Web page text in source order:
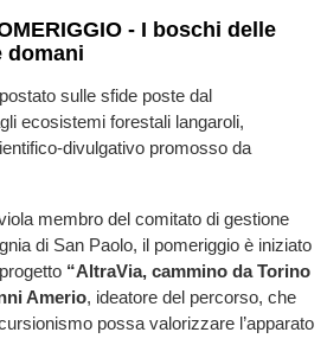
- I boschi delle
domani
sulle sfide poste dal
ecosistemi forestali langaroli,
divulgativo promosso da
membro del comitato di gestione
di San Paolo, il pomeriggio è iniziato
“AltraVia, cammino da Torino
Amerio, ideatore del percorso, che
possa valorizzare l’apparato